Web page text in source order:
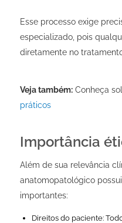
Esse processo exige
especializado, pois
diretamente no
Veja também:Conheça
práticos
Importância
Além de sua relevância
anatomopatológico
importantes:
Direitos do paciente: